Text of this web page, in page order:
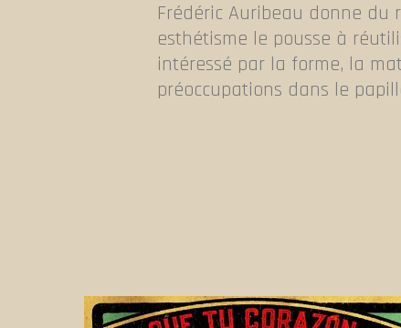
Frédéric Auribeau donne du
esthétisme le pousse à
intéressé par la forme, la
préoccupations dans le